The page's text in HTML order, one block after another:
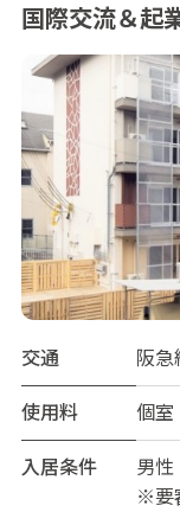
国際交流＆起
交通
阪急
使用料
個
入居条件
男
※要